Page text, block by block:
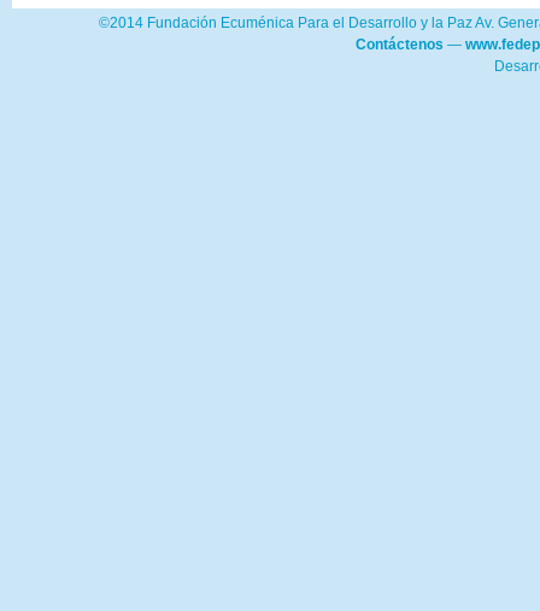
©2014 Fundación Ecuménica Para el Desarrollo y la Paz Av.
Contáctenos —